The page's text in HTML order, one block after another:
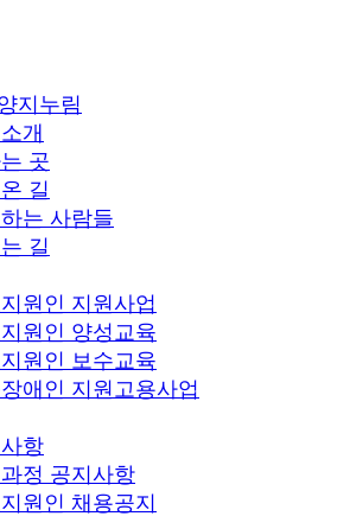
지누림
개
곳
길
는 사람들
길
원인 지원사업
원인 양성교육
원인 보수교육
애인 지원고용사업
항
정 공지사항
원인 채용공지